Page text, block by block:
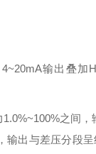
输出叠加
之间，
输出与差压分段